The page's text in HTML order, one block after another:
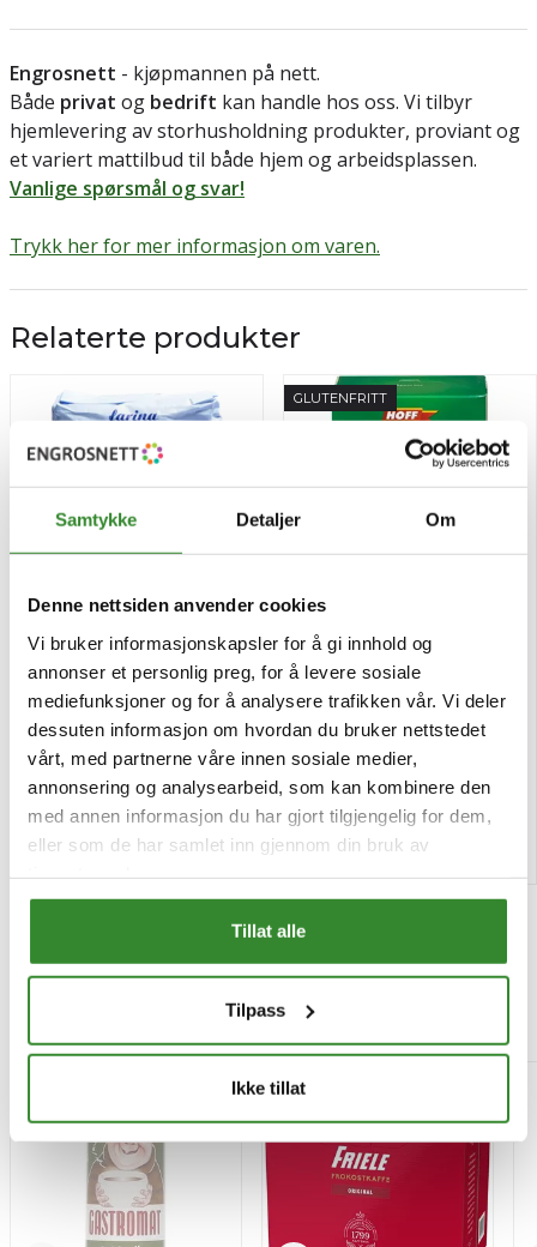
Samtykke Detaljer Om
Denne nettsiden anvender cookies
Vi bruker informasjonskapsler for å gi innhold og
annonser et personlig preg, for å levere sosiale
mediefunksjoner og for å analysere trafikken vår. Vi deler
dessuten informasjon om hvordan du bruker nettstedet
vårt, med partnerne våre innen sosiale medier,
annonsering og analysearbeid, som kan kombinere den
med annen informasjon du har gjort tilgjengelig for dem,
eller som de har samlet inn gjennom din bruk av
Tillat alle
Tilpass
Ikke tillat
Engrosnett - kjøpmannen på nett.
Både privat og bedrift kan handle hos oss. Vi tilbyr
hjemlevering av storhusholdning produkter, proviant og
et variert mattilbud til både hjem og arbeidsplassen.
Vanlige spørsmål og svar!
Trykk her for mer informasjon om varen.
Relaterte produkter
Hvetemel tipo-00 1kg
Pris
kr 49,44 /kg
Tilgjengelig
Kjøp
GLUTENFRITT
Potetmel 500g
Pris
kr 49,16 /pk
Tilgjengelig
Kjøp